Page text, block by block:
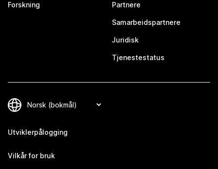
Forskning Partnere
Samarbeidspartnere
Juridisk
Tjenestestatus
Utviklerpålogging
Vilkår for bruk